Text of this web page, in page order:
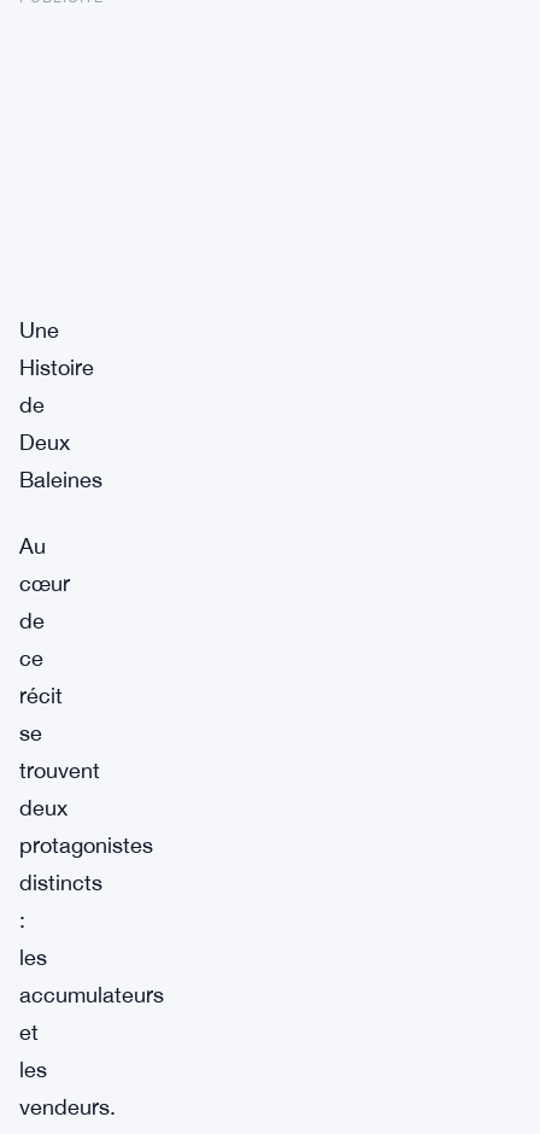
Une
Histoire
de
Deux
Baleines
Au
cœur
de
ce
récit
se
trouvent
deux
protagonistes
distincts
:
les
accumulateurs
et
les
vendeurs.